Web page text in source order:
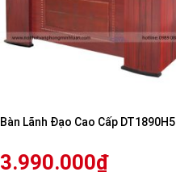
Bàn Lãnh Đạo Cao Cấp DT1890H5
3.990.000₫